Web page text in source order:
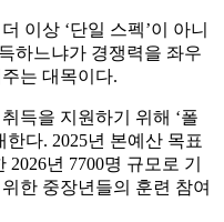
이상 ‘단일 스펙’이 아니
하느냐가 경쟁력을 좌우
는 대목이다.
득을 지원하기 위해 ‘폴
다. 2025년 본예산 목표
년 7700명 규모로 기
한 중장년들의 훈련 참여